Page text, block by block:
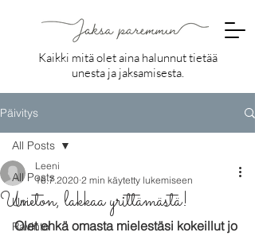
Kaikki mitä olet aina halunnut tietää
unesta ja jaksamisesta.
Päivitys
All Posts
Uni
Ravinto
All Posts
Uneton, lakkaa yrittämästä!
Leeni
16.7.2020 2 min käytetty lukemiseen
Olet ehkä omasta mielestäsi kokeillut jo